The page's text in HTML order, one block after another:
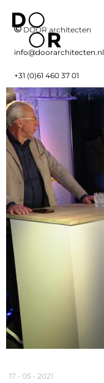
17 • 05 • 2021
DOOR architecten
info@doorarchitecten.nl
+31 (0)61 460 37 01